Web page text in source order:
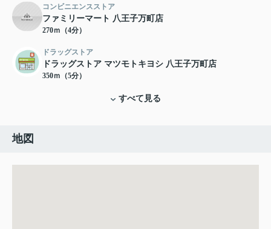
コンビニエンスストア
ファミリーマート 八王子万町店
270ｍ（4分）
ドラッグストア
ドラッグストア マツモトキヨシ 八王子万町店
350ｍ（5分）
すべて見る
地図